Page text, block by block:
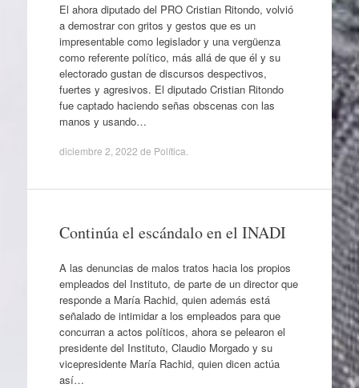
El ahora diputado del PRO Cristian Ritondo, volvió
a demostrar con gritos y gestos que es un
impresentable como legislador y una vergüenza
como referente político, más allá de que él y su
electorado gustan de discursos despectivos,
fuertes y agresivos. El diputado Cristian Ritondo
fue captado haciendo señas obscenas con las
manos y usando…
diciembre 2, 2022 de Política
Continúa el escándalo en el INADI
A las denuncias de malos tratos hacia los propios
empleados del Instituto, de parte de un director que
responde a María Rachid, quien además está
señalado de intimidar a los empleados para que
concurran a actos políticos, ahora se pelearon el
presidente del Instituto, Claudio Morgado y su
vicepresidente María Rachid, quien dicen actúa
así…